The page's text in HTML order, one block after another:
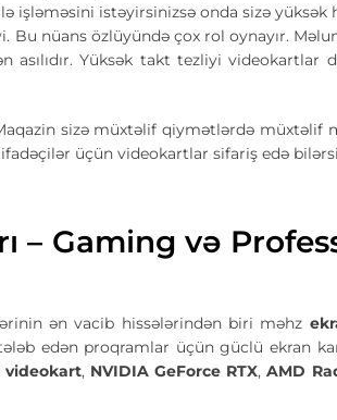
işləməsini istəyirsinizsə onda sizə yüksək
Bu nüans özlüyündə çox rol oynayır.
asılıdır. Yüksək takt tezliyi
sizə müxtəlif qiymətlərdə
üçün videokartlar sifariş edə
– Gaming və
ən vacib hissələrindən biri məhz
edən proqramlar üçün güclü ekran
videokart, NVIDIA GeForce RTX,AMD